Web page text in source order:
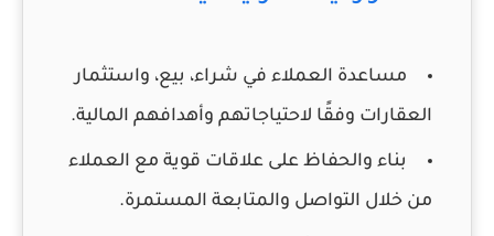
مساعدة العملاء في شراء، بيع، واستثمار
العقارات وفقًا لاحتياجاتهم وأهدافهم المالية.
بناء والحفاظ على علاقات قوية مع العملاء
من خلال التواصل والمتابعة المستمرة.